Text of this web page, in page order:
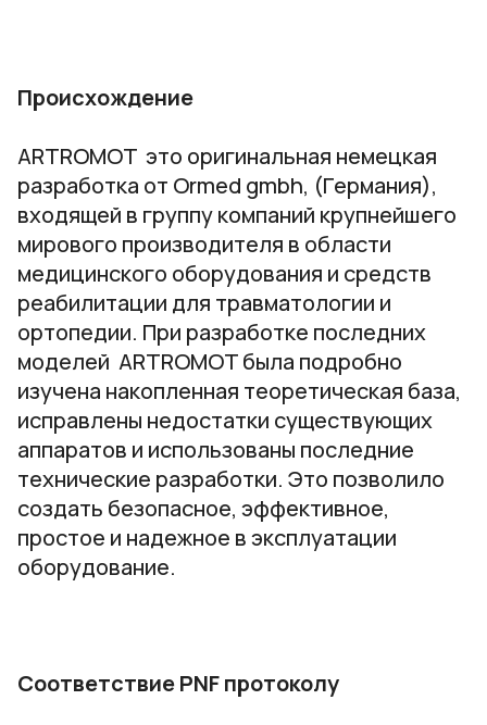
Происхождение
ARTROMOT это оригинальная немецкая
разработка от Ormed gmbh, (Германия),
входящей в группу компаний крупнейшего
мирового производителя в области
медицинского оборудования и средств
реабилитации для травматологии и
ортопедии. При разработке последних
моделей ARTROMOT была подробно
изучена накопленная теоретическая база,
исправлены недостатки существующих
аппаратов и использованы последние
технические разработки. Это позволило
создать безопасное, эффективное,
простое и надежное в эксплуатации
оборудование.
Соответствие PNF протоколу